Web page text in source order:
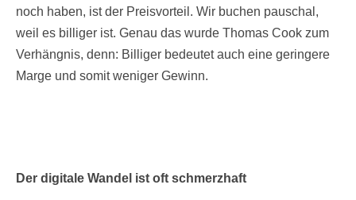
noch haben, ist der Preisvorteil. Wir buchen pauschal,
weil es billiger ist. Genau das wurde Thomas Cook zum
Verhängnis, denn: Billiger bedeutet auch eine geringere
Marge und somit weniger Gewinn.
Der digitale Wandel ist oft schmerzhaft